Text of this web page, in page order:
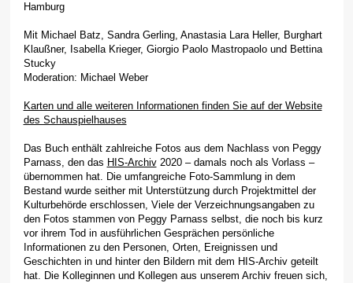
Hamburg
Mit Michael Batz, Sandra Gerling, Anastasia Lara Heller, Burghart
Klaußner, Isabella Krieger, Giorgio Paolo Mastropaolo und Bettina
Stucky
Moderation: Michael Weber
Karten und alle weiteren Informationen finden Sie auf der Website
des Schauspielhauses
Das Buch enthält zahlreiche Fotos aus dem Nachlass von Peggy
Parnass, den das HIS-Archiv2020 – damals noch als Vorlass –
übernommen hat. Die umfangreiche Foto-Sammlung in dem
Bestand wurde seither mit Unterstützung durch Projektmittel der
Kulturbehörde erschlossen, Viele der Verzeichnungsangaben zu
den Fotos stammen von Peggy Parnass selbst, die noch bis kurz
vor ihrem Tod in ausführlichen Gesprächen persönliche
Informationen zu den Personen, Orten, Ereignissen und
Geschichten in und hinter den Bildern mit dem HIS-Archiv geteilt
hat. Die Kolleginnen und Kollegen aus unserem Archiv freuen sich,